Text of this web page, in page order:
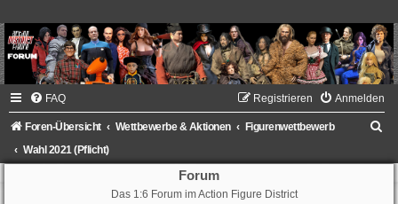
FAQ Anmelden
Registrieren
Foren-Übersicht Wettbewerbe & Aktionen
Figurenwettbewerb
Wahl 2021 (Pflicht)
Forum
Das 1:6 Forum im Action Figure District